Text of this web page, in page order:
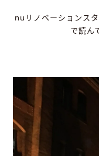
nuリノベーションス
で読ん